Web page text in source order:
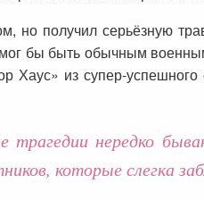
но получил серьёзную
бы быть обычным
из супер-
нередко
которые слегка